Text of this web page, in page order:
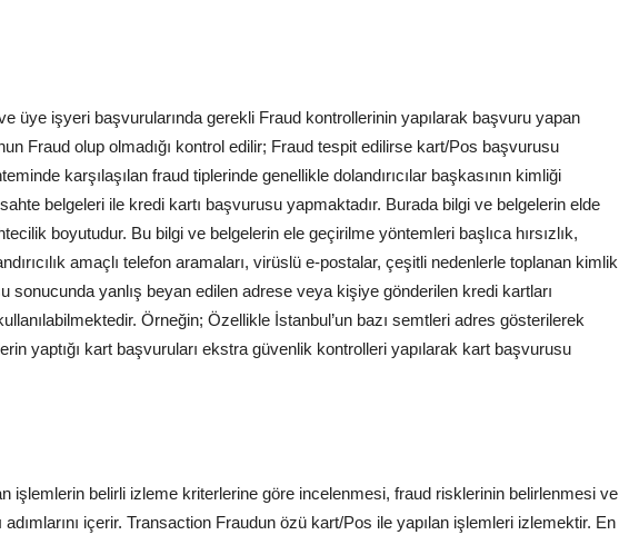
üye işyeri başvurularında gerekli Fraud kontrollerinin yapılarak başvuru yapan
Fraud olup olmadığı kontrol edilir; Fraud tespit edilirse kart/Pos başvurusu
karşılaşılan fraud tiplerinde genellikle dolandırıcılar başkasının kimliği
belgeleri ile kredi kartı başvurusu yapmaktadır. Burada bilgi ve belgelerin elde
boyutudur. Bu bilgi ve belgelerin ele geçirilme yöntemleri başlıca hırsızlık,
amaçlı telefon aramaları, virüslü e-postalar, çeşitli nedenlerle toplanan kimlik
sonucunda yanlış beyan edilen adrese veya kişiye gönderilen kredi kartları
Örneğin; Özellikle İstanbul’un bazı semtleri adres gösterilerek
yaptığı kart başvuruları ekstra güvenlik kontrolleri yapılarak kart başvurusu
işlemlerin belirli izleme kriterlerine göre incelenmesi, fraud risklerinin belirlenmesi ve
adımlarını içerir. Transaction Fraudun özü kart/Pos ile yapılan işlemleri izlemektir. En